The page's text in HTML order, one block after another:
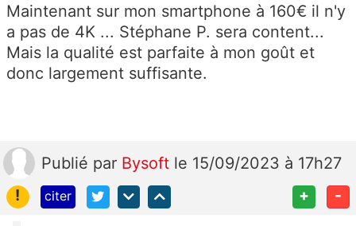
Maintenant sur mon smartphone à 160€ il n'y
a pas de 4K ... Stéphane P. sera content...
Mais la qualité est parfaite à mon goût et
donc largement suffisante.
Publié par Bysoft le 15/09/2023 à 17h27
!
citer + -